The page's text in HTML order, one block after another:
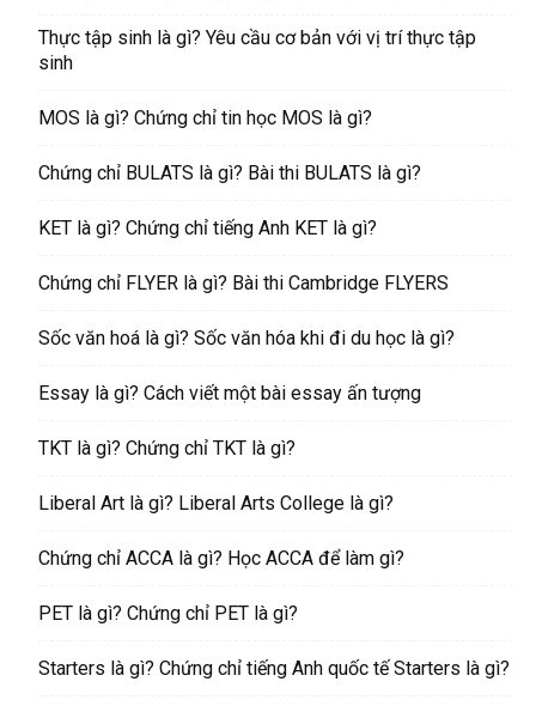
Thực tập sinh là gì? Yêu cầu cơ bản với vị trí thực tập
sinh
MOS là gì? Chứng chỉ tin học MOS là gì?
Chứng chỉ BULATS là gì? Bài thi BULATS là gì?
KET là gì? Chứng chỉ tiếng Anh KET là gì?
Chứng chỉ FLYER là gì? Bài thi Cambridge FLYERS
Sốc văn hoá là gì? Sốc văn hóa khi đi du học là gì?
Essay là gì? Cách viết một bài essay ấn tượng
TKT là gì? Chứng chỉ TKT là gì?
Liberal Art là gì? Liberal Arts College là gì?
Chứng chỉ ACCA là gì? Học ACCA để làm gì?
PET là gì? Chứng chỉ PET là gì?
Starters là gì? Chứng chỉ tiếng Anh quốc tế Starters là gì?